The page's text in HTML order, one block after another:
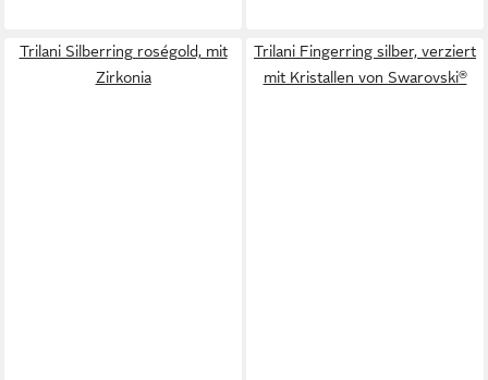
Trilani Silberring roségold, mit
Zirkonia
Trilani Fingerring silber, verziert
mit Kristallen von Swarovski®